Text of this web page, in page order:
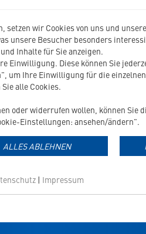
Glossar von
oder eine Erklärung für einen
Sie schnell und einfach die
Glossar
K Glossar
L Glossar
M N
Allergenarm
setzen wir Cookies von uns und
unsere Besucher besonders
Inhalte für Sie anzeigen.
Einwilligung. Diese können Sie
um Ihre Einwilligung für die
alle Cookies.
oder widerrufen wollen, können Sie
Einstellungen: ansehen/ändern".
ALLES ABLEHNEN
| Impressum